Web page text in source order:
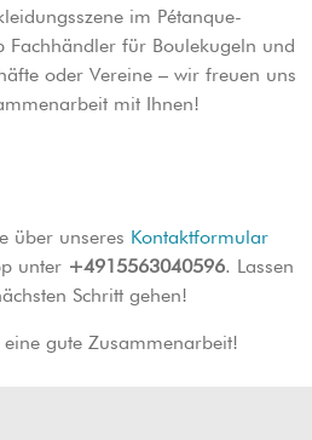
im Pétanque-
Fachhändler für Boulekugeln und
oder Vereine – wir freuen uns
mit Ihnen!
über unseres Kontaktformular
unter +4915563040596. Lassen
Schritt gehen!
gute Zusammenarbeit!